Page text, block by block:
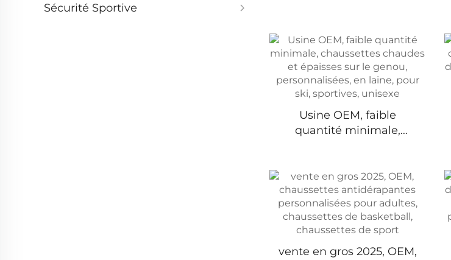
Sécurité Sportive
Usine OEM, faible
quantité minimale,
personnalisées, en laine,
pour ski, sportives,
unisexe
vente en gros 2025, OEM,